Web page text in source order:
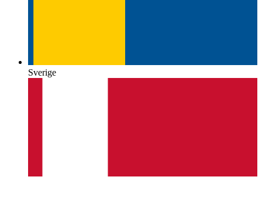
Sverige